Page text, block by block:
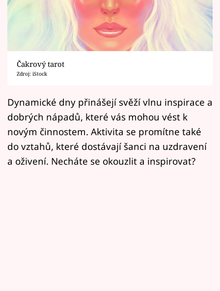
Sledujte prima+
Filmový festival Karlovy Vary
Pořady
Přihlášení
Sledujte nás
Čakrový tarot
Zdroj: iStock
Dynamické dny přinášejí svěží vlnu inspirace a
dobrých nápadů, které vás mohou vést k
novým činnostem. Aktivita se promítne také
do vztahů, které dostávají šanci na uzdravení
a oživení. Necháte se okouzlit a inspirovat?